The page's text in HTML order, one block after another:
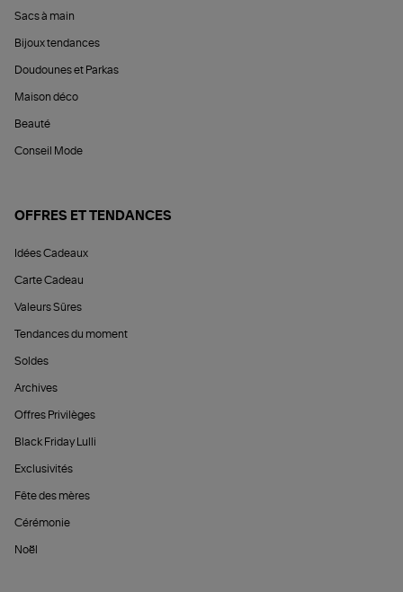
Sacs à main
Bijoux tendances
Doudounes et Parkas
Maison déco
Beauté
Conseil Mode
OFFRES ET TENDANCES
Idées Cadeaux
Carte Cadeau
Valeurs Sûres
Tendances du moment
Soldes
Archives
Offres Privilèges
Black Friday Lulli
Exclusivités
Fête des mères
Cérémonie
Noël